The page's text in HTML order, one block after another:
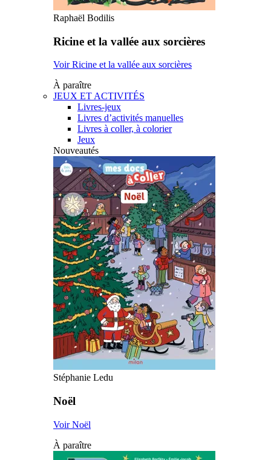
Raphaël Bodilis
Ricine et la vallée aux sorcières
Voir Ricine et la vallée aux sorcières
À paraître
JEUX ET ACTIVITÉS
Livres-jeux
Livres d’activités manuelles
Livres à coller, à colorier
Jeux
Nouveautés
Stéphanie Ledu
Noël
Voir Noël
À paraître